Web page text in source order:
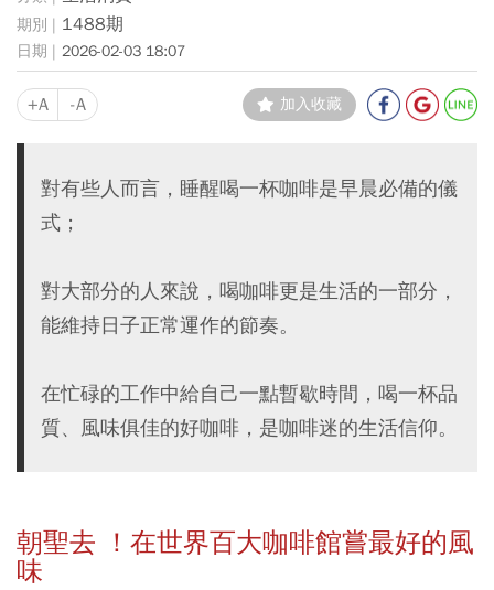
1488期
2026-02-03 18:07
+A -A 加入收藏
對有些人而言，睡醒喝一杯咖啡是早晨必備的儀
式；
對大部分的人來說，喝咖啡更是生活的一部分，
能維持日子正常運作的節奏。
在忙碌的工作中給自己一點暫歇時間，喝一杯品
質、風味俱佳的好咖啡，是咖啡迷的生活信仰。
朝聖去 ！在世界百大咖啡館嘗最好的風
味